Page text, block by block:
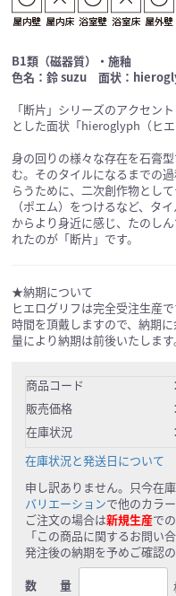
B1類（磁器質）・施釉
色名：鈴 suzu 面状：
「断片」シリーズのアクセン
とした面状「hieroglyph（ヒエ
身の回りの様々な存在を石膏
む。そのタイルになるまでの
らうために、二次創作物とし
（ポエム）をつけるなど、タ
からより身近に感じ、たのし
れたのが「断片」です。
★納期について
ヒエログリフは完全受注生産
時間を頂戴しますので、納期
量により納期は前後いたします
商品コード ：
販売価格
：
在庫状況 ：
在庫状況と発送日について
申し訳ありません。只今在
バリエーションで他のカラ
ご注文の場合は新規生産で
「この商品に関するお問い
発注後の納期を予めご確認
数 量